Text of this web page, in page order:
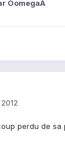
OomegaA
perdu de sa